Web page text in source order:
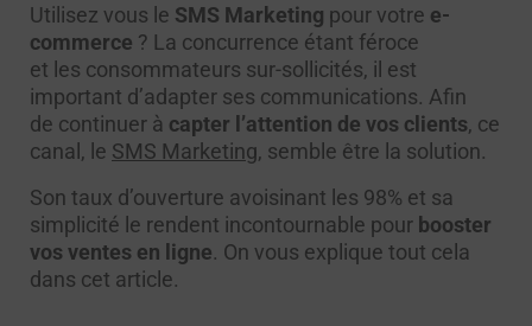
Utilisez vous le SMS Marketing pour votre e-
commerce ? La concurrence étant féroce
et les consommateurs sur-sollicités, il est
important d’adapter ses communications. Afin
de continuer à capter l’attention de vos clients, ce
canal, le SMS Marketing, semble être la solution.
Son taux d’ouverture avoisinant les 98% et sa
simplicité le rendent incontournable pour booster
vos ventes en ligne. On vous explique tout cela
dans cet article.